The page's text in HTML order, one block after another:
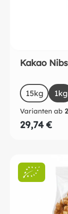
Kakao
Size
15kg 1kg
Varianten ab
29,74 €